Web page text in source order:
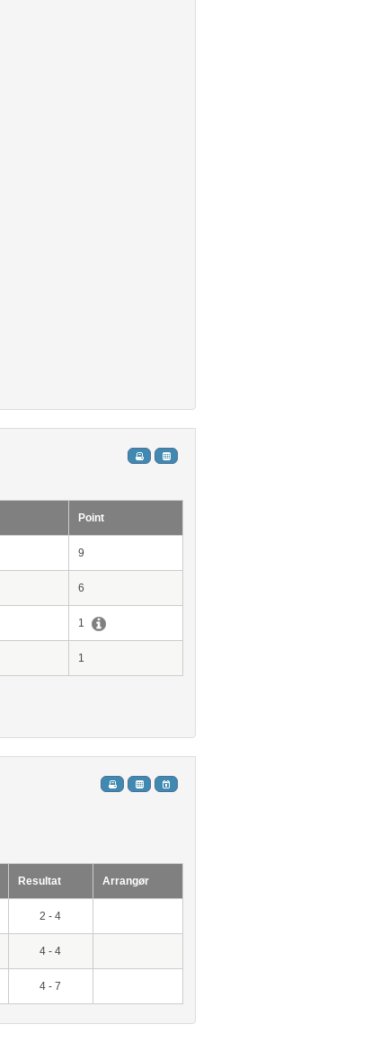
Point
9
6
1
1
Resultat Arrangør
2 - 4
4 - 4
4 - 7